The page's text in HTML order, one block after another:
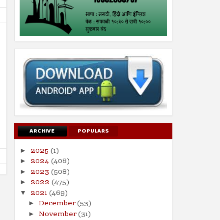
Aug
तरुण नेतृत्वाचा अभाव अमेरिकेच्या
अधोगतीस कारणीभूत ठरू शकतो?
Shodhan 8/9/2024
09 Aug
2024
आपत्तीग्रस्त शेतकऱ्यांच्या
खंबीरपणे उभे राहावे...!
Shodhan 8/9/2024
ARCHIVE POPULARS
► 2025 (1)
► 2024(408)
► 2023 (508)
► 2022 (475)
▼ 2021(469)
► December(53)
► November(31)